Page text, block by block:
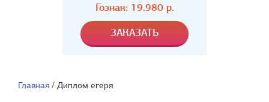
Гознак: 19.980 р.
Главная / Диплом егеря